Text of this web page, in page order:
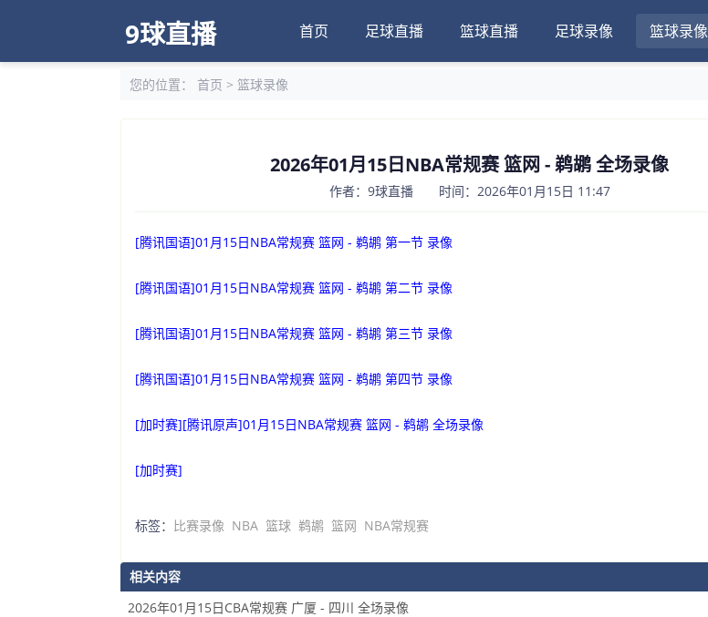
9球直播 首页 足球直播 篮球直播 足球录像 篮球录像
您的位置： 首页 > 篮球录像
2026年01月15日NBA常规赛 篮网 - 鹈鹕 全场录像
作者：9球直播 时间：2026年01月15日 11:47
[腾讯国语]01月15日NBA常规赛 篮网 - 鹈鹕 第一节 录像
[腾讯国语]01月15日NBA常规赛 篮网 - 鹈鹕 第二节 录像
[腾讯国语]01月15日NBA常规赛 篮网 - 鹈鹕 第三节 录像
[腾讯国语]01月15日NBA常规赛 篮网 - 鹈鹕 第四节 录像
[加时赛][腾讯原声]01月15日NBA常规赛 篮网 - 鹈鹕 全场录像
[加时赛]
标签： 比赛录像 NBA 篮球 鹈鹕 篮网 NBA常规赛
相关内容
2026年01月15日CBA常规赛 广厦 - 四川 全场录像